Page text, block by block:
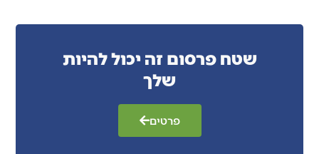
שטח פרסום זה יכול להיות
שלך
פרטים